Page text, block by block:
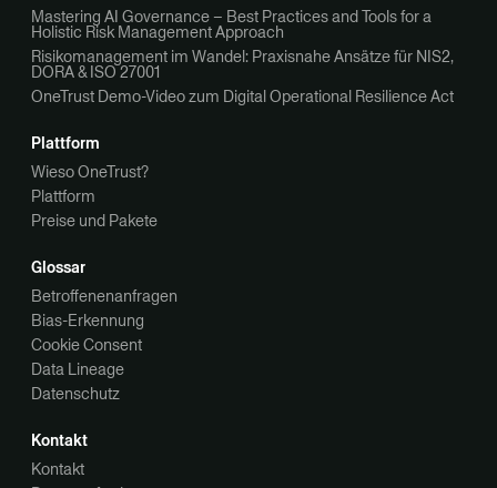
Mastering AI Governance – Best Practices and Tools for a
Holistic Risk Management Approach
Risikomanagement im Wandel: Praxisnahe Ansätze für NIS2,
DORA & ISO 27001
OneTrust Demo-Video zum Digital Operational Resilience Act
Plattform
Wieso OneTrust?
Plattform
Preise und Pakete
Glossar
Betroffenenanfragen
Bias-Erkennung
Cookie Consent
Data Lineage
Datenschutz
Kontakt
Kontakt